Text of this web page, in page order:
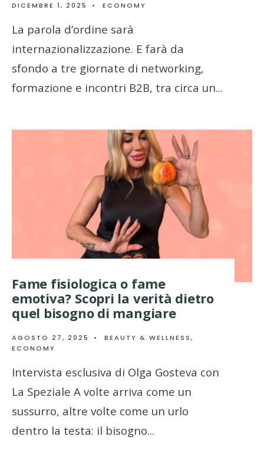
DICEMBRE 1, 2025 • ECONOMY
La parola d’ordine sarà
internazionalizzazione. E farà da
sfondo a tre giornate di networking,
formazione e incontri B2B, tra circa un...
Fame fisiologica o fame
emotiva? Scopri la verità dietro
quel bisogno di mangiare
AGOSTO 27, 2025 • BEAUTY & WELLNESS,
ECONOMY
Intervista esclusiva di Olga Gosteva con
La Speziale A volte arriva come un
sussurro, altre volte come un urlo
dentro la testa: il bisogno...